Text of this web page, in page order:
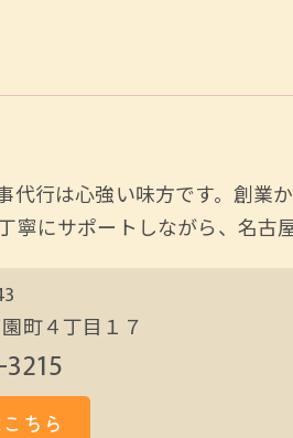
行は心強い味方です。創業
にサポートしながら、名古
町４丁目１７
ちら